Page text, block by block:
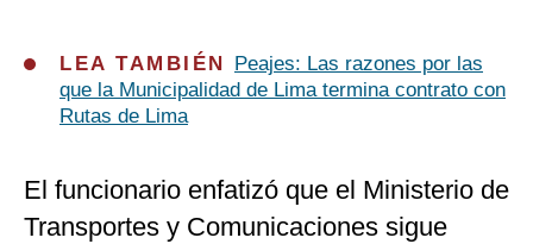
LEA TAMBIÉN
Peajes: Las razones por las
que la Municipalidad de Lima termina contrato con
Rutas de Lima
El funcionario enfatizó que el Ministerio de
Transportes y Comunicaciones sigue